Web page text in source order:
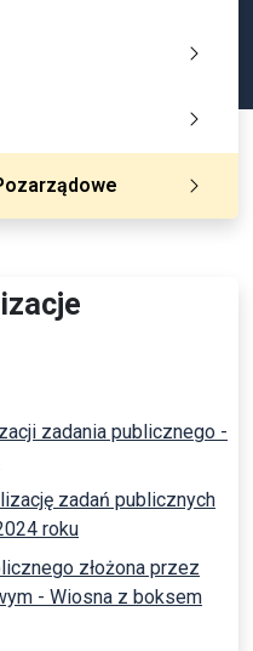
zadania publicznego -
zadań publicznych
roku
złożona przez
- Wiosna z boksem